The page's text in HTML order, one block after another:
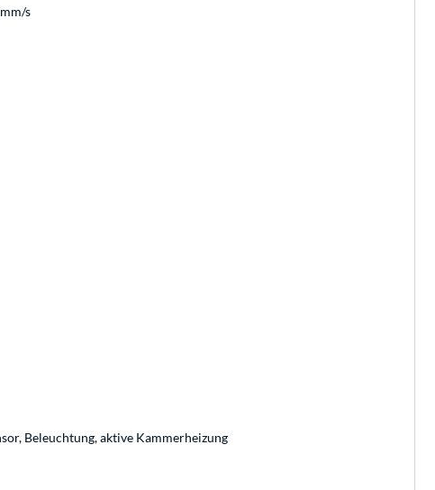
s
Beleuchtung, aktive Kammerheizung